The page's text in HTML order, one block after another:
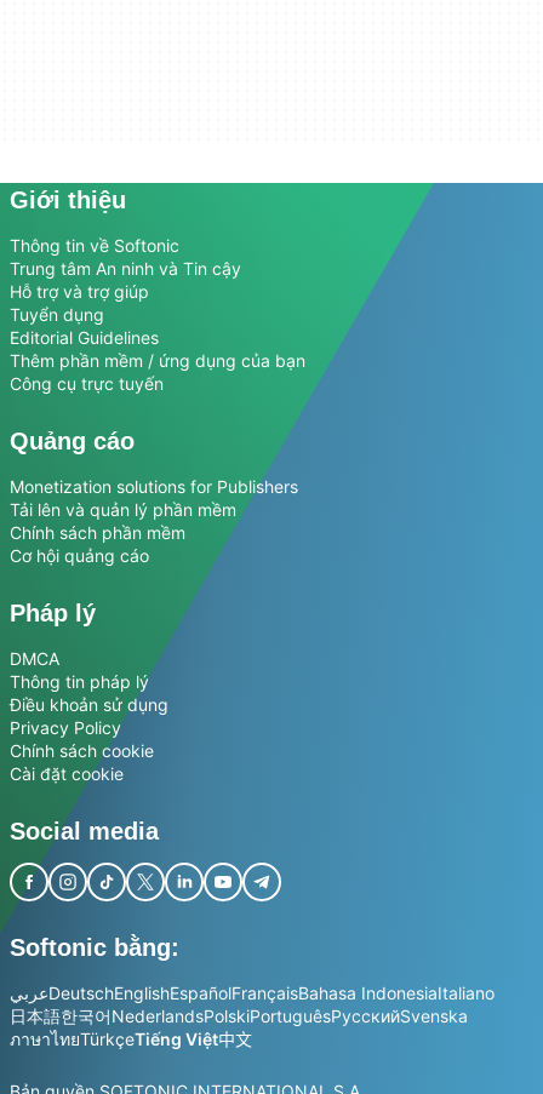
Giới thiệu
Thông tin về Softonic
Trung tâm An ninh và Tin cậy
Hỗ trợ và trợ giúp
Tuyển dụng
Editorial Guidelines
Thêm phần mềm / ứng dụng của bạn
Công cụ trực tuyến
Quảng cáo
Monetization solutions for Publishers
Tải lên và quản lý phần mềm
Chính sách phần mềm
Cơ hội quảng cáo
Pháp lý
DMCA
Thông tin pháp lý
Điều khoản sử dụng
Privacy Policy
Chính sách cookie
Cài đặt cookie
Social media
Softonic bằng:
عربيDeutschEnglishEspañolFrançaisBahasa IndonesiaItaliano
日本語한국어NederlandsPolskiPortuguêsРусскийSvenska
ภาษาไทยTürkçeTiếng Việt中文